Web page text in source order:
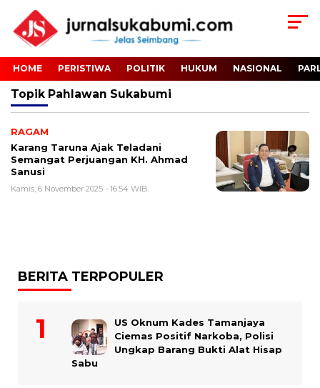
HOME PERISTIWA POLITIK HUKUM NASIONAL
Topik Pahlawan Sukabumi
RAGAM
Karang Taruna Ajak Teladani
Semangat Perjuangan KH. Ahmad
Sanusi
Kamis, 6 November 2025 - 16:54 WIB
BERITA TERPOPULER
US Oknum Kades Tamanjaya
Ciemas Positif Narkoba, Polisi
Ungkap Barang Bukti Alat Hisap
Sabu